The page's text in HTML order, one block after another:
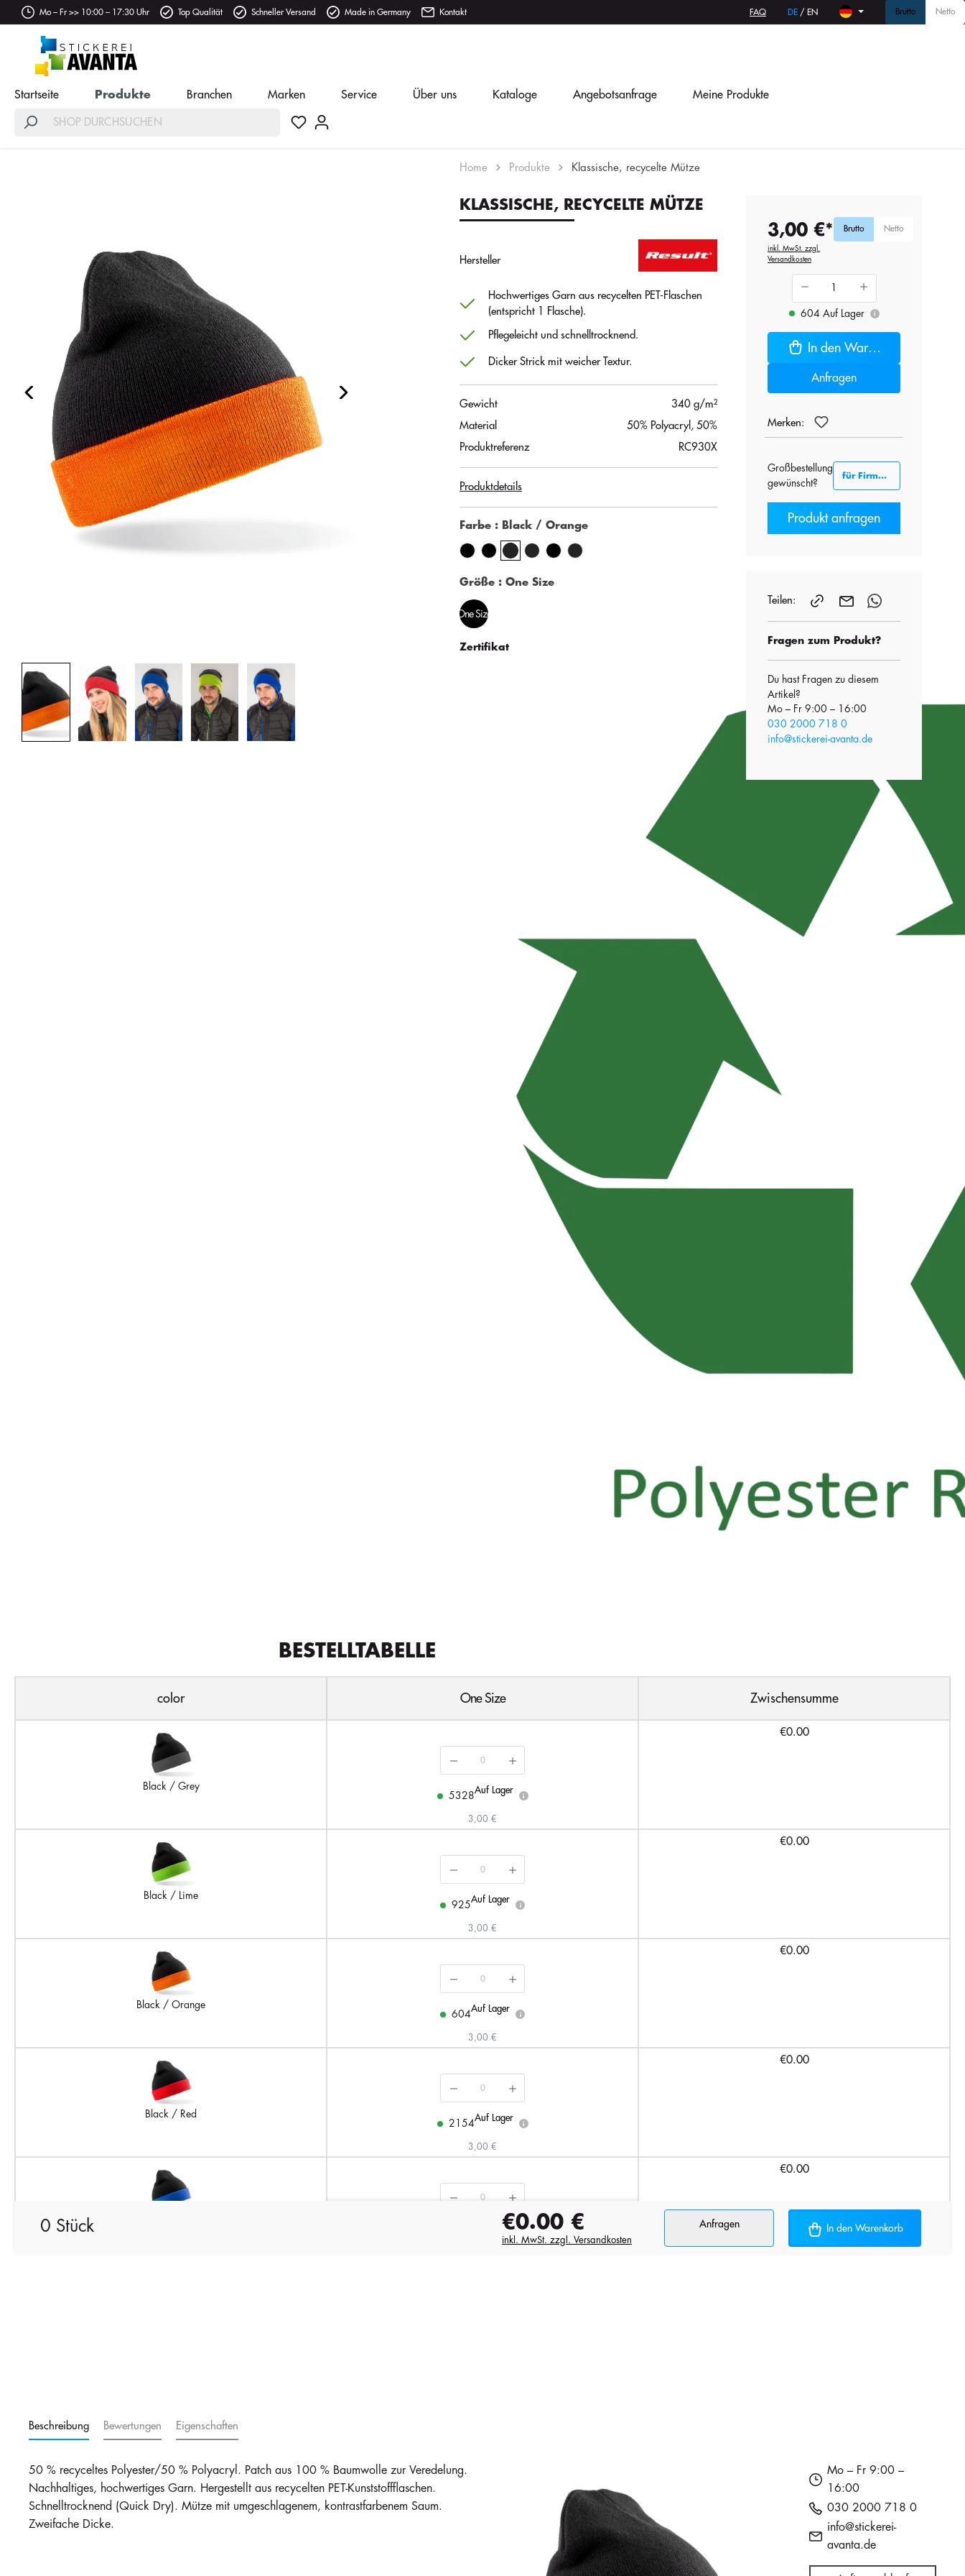
Mo – Fr >> 10:00 – 17:30 Uhr Top Qualität Schneller Versand Made in Germany Kontakt FAQ DE / EN Brutto Netto
Startseite Produkte Branchen Marken Service Über uns Kataloge Angebotsanfrage Meine Produkte
Home Produkte Klassische, recycelte Mütze
KLASSISCHE, RECYCELTE MÜTZE
Hersteller
Hochwertiges Garn aus recycelten PET-Flaschen
(entspricht 1 Flasche).
Pflegeleicht und schnelltrocknend.
Dicker Strick mit weicher Textur.
Gewicht
340 g/m²
Material
50% Polyacryl, 50%
Produktreferenz
RC930X
Produktdetails
Farbe : Black / Orange
Größe : One Size
One Size
Zertifikat
3,00 €*
inkl. MwSt. zzgl.
Versandkosten
Brutto Netto
604 Auf Lager i
In den Warenkorb
Anfragen
Merken:
Großbestellung
gewünscht?
für Firmenkunden B2B
Produkt anfragen
Teilen:
Fragen zum Produkt?
Du hast Fragen zu diesem
Artikel?
Mo – Fr 9:00 – 16:00
030 2000 718 0
info@stickerei-avanta.de
BESTELLTABELLE
color One Size Zwischensumme
Black / Grey
5328
Auf Lager
i
3,00 €
€0.00
Black / Lime
925
Auf Lager
i
3,00 €
€0.00
Black / Orange
604
Auf Lager
i
3,00 €
€0.00
Black / Red
2154
Auf Lager
i
3,00 €
€0.00
Auf Lager
€0.00
0 Stück €0.00 €
inkl. MwSt. zzgl. Versandkosten
Anfragen In den Warenkorb
Beschreibung Bewertungen Eigenschaften
50 % recyceltes Polyester/50 % Polyacryl. Patch aus 100 % Baumwolle zur Veredelung.
Nachhaltiges, hochwertiges Garn. Hergestellt aus recycelten PET-Kunststoffflaschen.
Schnelltrocknend (Quick Dry). Mütze mit umgeschlagenem, kontrastfarbenem Saum.
Zweifache Dicke.
Mo – Fr 9:00 –
16:00
030 2000 718 0
info@stickerei-
avanta.de